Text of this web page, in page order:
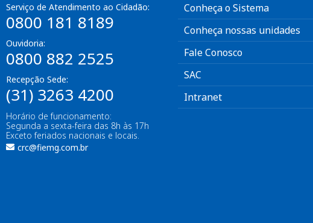
Serviço de Atendimento ao Cidadão:
0800 181 8189
Ouvidoria:
0800 882 2525
Recepção Sede:
(31) 3263 4200
Horário de funcionamento:
Segunda a sexta-feira das 8h às 17h
Exceto feriados nacionais e locais.
crc@fiemg.com.br
Conheça o Sistema
Conheça nossas unidades
Fale Conosco
SAC
Intranet